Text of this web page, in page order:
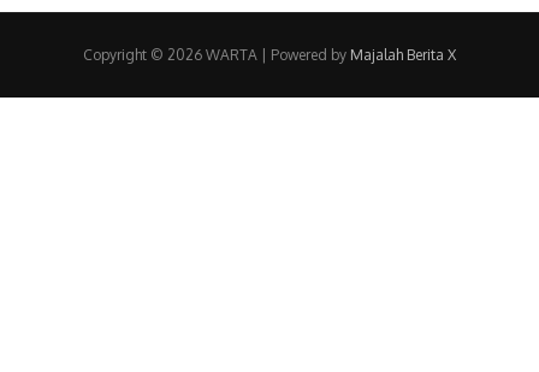
Copyright © 2026 WARTA | Powered by Majalah Berita X